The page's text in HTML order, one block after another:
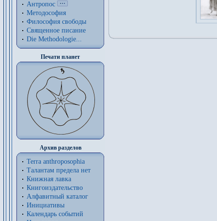
Антропос
Методософия
Философия cвободы
Священное писание
Die Methodologie...
Печати планет
Архив разделов
Terra anthroposophia
Талантам предела нет
Книжная лавка
Книгоиздательство
Алфавитный каталог
Инициативы
Календарь событий